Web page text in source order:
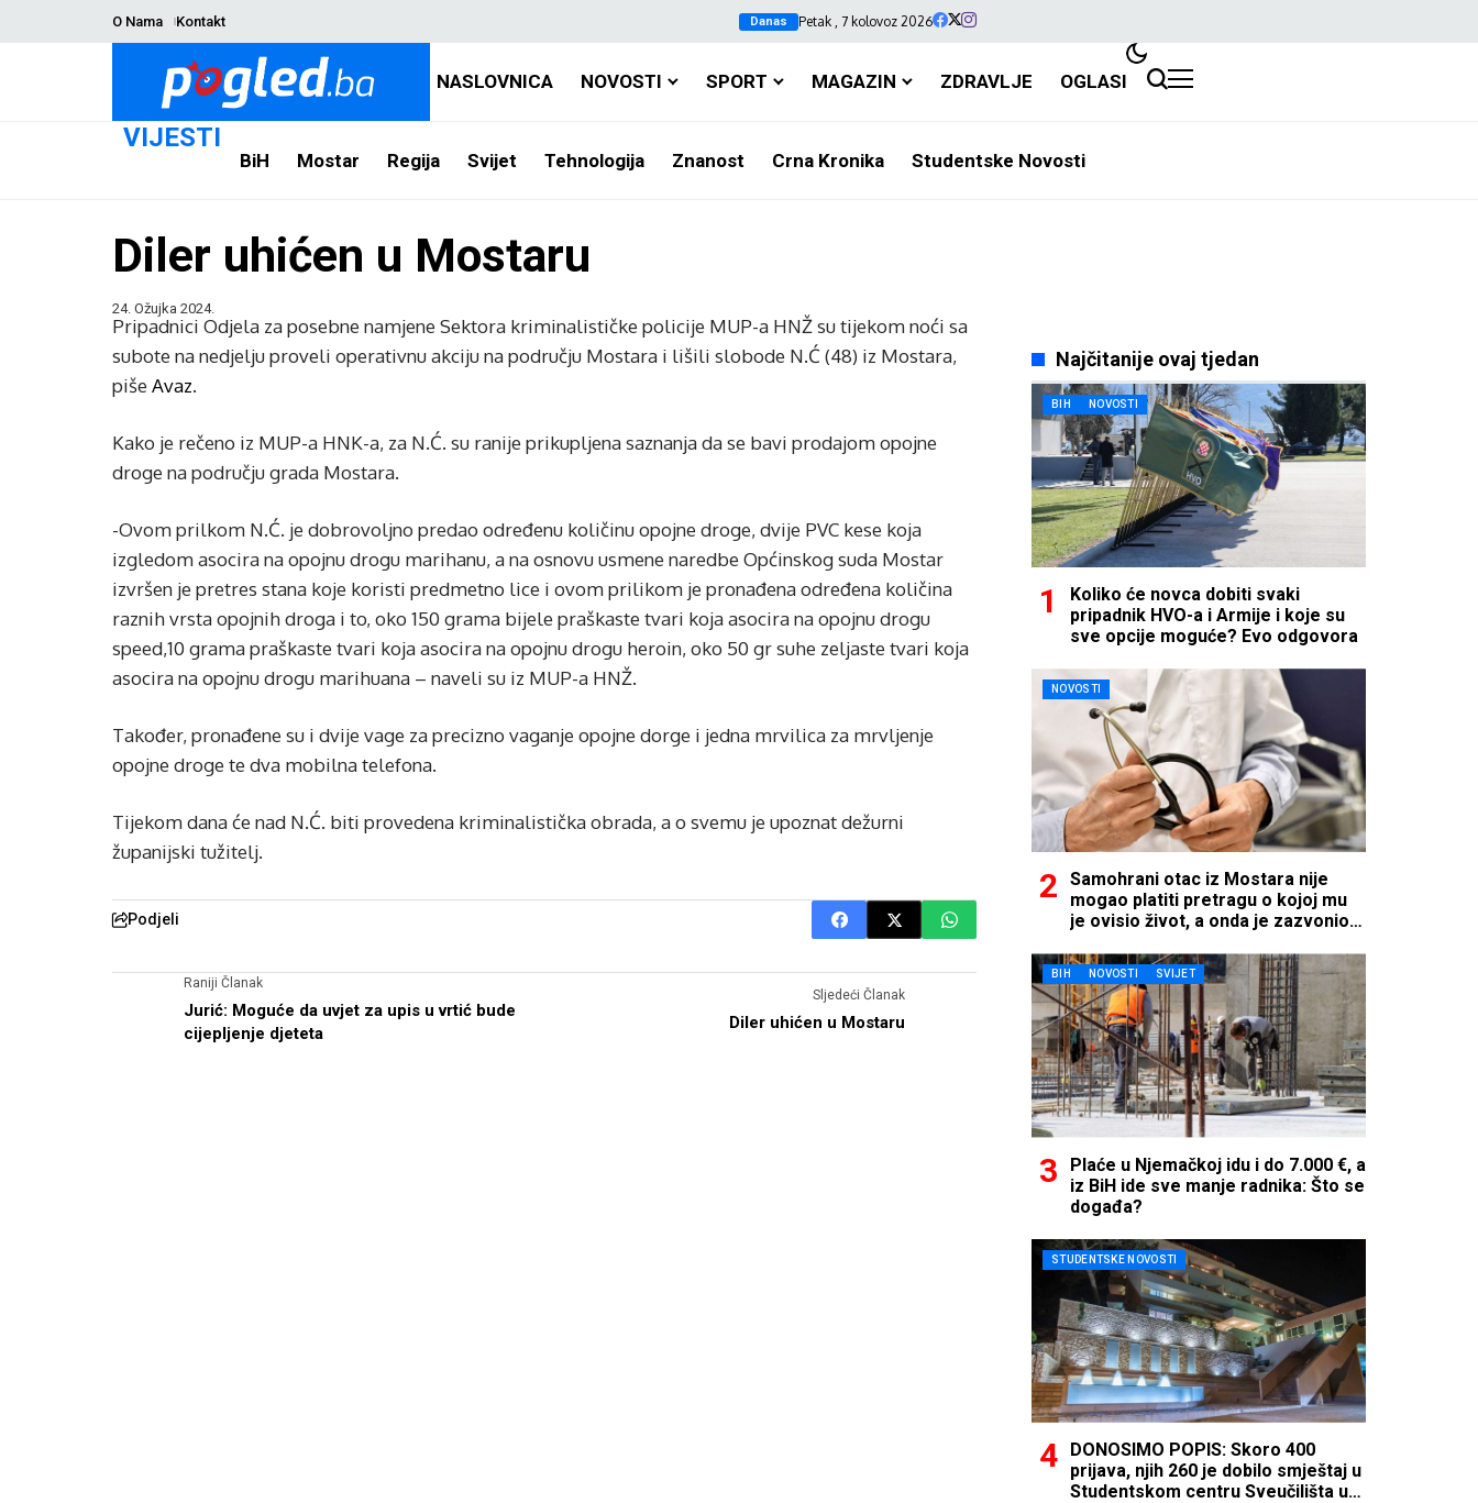
O Nama Kontakt Danas Petak , 7 kolovoz 2026
NASLOVNICA NOVOSTI SPORT MAGAZIN ZDRAVLJE OGLASI
VIJESTI
BiH Mostar Regija Svijet Tehnologija Znanost Crna Kronika Studentske Novosti
Diler uhićen u Mostaru
24. Ožujka 2024.
Pripadnici Odjela za posebne namjene Sektora kriminalističke policije MUP-a HNŽ su tijekom noći sa
subote na nedjelju proveli operativnu akciju na području Mostara i lišili slobode N.Ć (48) iz Mostara,
piše Avaz.
Kako je rečeno iz MUP-a HNK-a, za N.Ć. su ranije prikupljena saznanja da se bavi prodajom opojne
droge na području grada Mostara.
-Ovom prilkom N.Ć. je dobrovoljno predao određenu količinu opojne droge, dvije PVC kese koja
izgledom asocira na opojnu drogu marihanu, a na osnovu usmene naredbe Općinskog suda Mostar
izvršen je pretres stana koje koristi predmetno lice i ovom prilikom je pronađena određena količina
raznih vrsta opojnih droga i to, oko 150 grama bijele praškaste tvari koja asocira na opojnu drogu
speed,10 grama praškaste tvari koja asocira na opojnu drogu heroin, oko 50 gr suhe zeljaste tvari koja
asocira na opojnu drogu marihuana – naveli su iz MUP-a HNŽ.
Također, pronađene su i dvije vage za precizno vaganje opojne dorge i jedna mrvilica za mrvljenje
opojne droge te dva mobilna telefona.
Tijekom dana će nad N.Ć. biti provedena kriminalistička obrada, a o svemu je upoznat dežurni
županijski tužitelj.
Podjeli
Raniji Članak
Jurić: Moguće da uvjet za upis u vrtić bude
cijepljenje djeteta
Sljedeći Članak
Diler uhićen u Mostaru
Najčitanije ovaj tjedan
BIH NOVOSTI
Koliko će novca dobiti svaki
pripadnik HVO-a i Armije i koje su
sve opcije moguće? Evo odgovora
NOVOSTI
Samohrani otac iz Mostara nije
mogao platiti pretragu o kojoj mu
je ovisio život, a onda je zazvonio
BIH NOVOSTI SVIJET
Plaće u Njemačkoj idu i do 7.000 €, a
iz BiH ide sve manje radnika: Što se
događa?
STUDENTSKE NOVOSTI
DONOSIMO POPIS: Skoro 400
prijava, njih 260 je dobilo smještaj u
Studentskom centru Sveučilišta u